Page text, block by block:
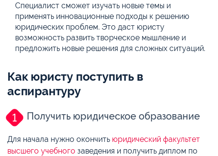
Специалист сможет изучать новые темы и
применять инновационные подходы к решению
юридических проблем. Это даст юристу
возможность развить творческое мышление и
предложить новые решения для сложных ситуаций.
Как юристу поступить в
аспирантуру
Получить юридическое образование
Для начала нужно окончить юридический факультет
высшего учебного заведения и получить диплом по